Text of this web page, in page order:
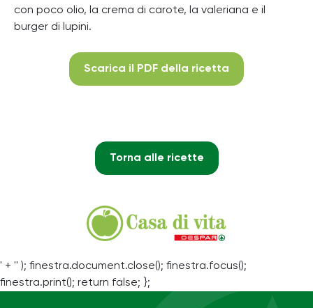
con poco olio, la crema di carote, la valeriana e il
burger di lupini.
Scarica il PDF della ricetta
Torna alle ricette
' + '' ); finestra.document.close(); finestra.focus();
finestra.print(); return false; };